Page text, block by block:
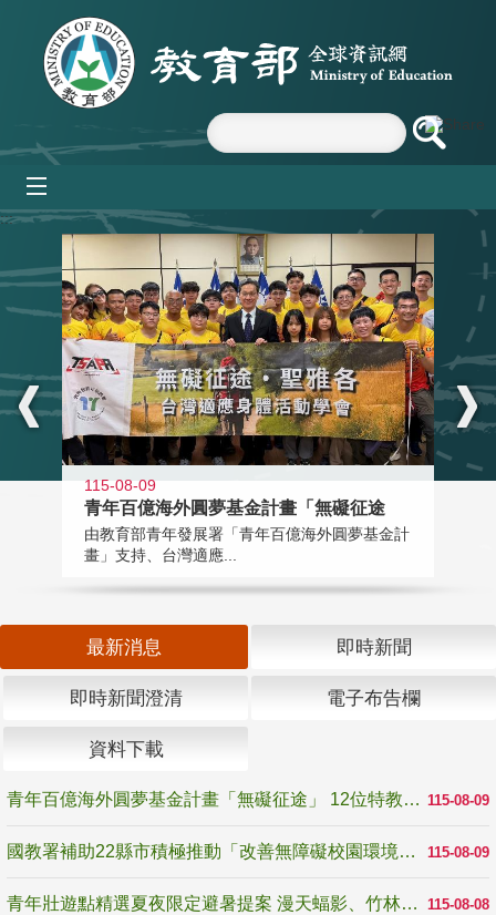
跳到主要內容區塊
:::
115-08-09
青年百億海外圓夢基金計畫「無礙征途
由教育部青年發展署「青年百億海外圓夢基金計
畫」支持、台灣適應...
最新消息 即時新聞
即時新聞澄清 電子布告欄
資料下載
115-08-09
青年百億海外圓夢基金計畫「無礙征途」 12位特教與弱勢青年勇闖西班牙 跨越感官限制見證生命蛻變
115-08-09
國教署補助22縣市積極推動「改善無障礙校園環境計畫」 打造友善、安全、無礙學習空間
115-08-08
青年壯遊點精選夏夜限定避暑提案 漫天蝠影、竹林尋蛙、茶香夜觀 邀青年暮色出發